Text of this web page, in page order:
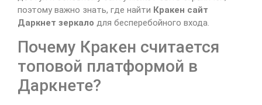
поэтому важно знать, где найти Кракен сайт
Даркнет зеркало для бесперебойного входа.
Почему Кракен считается
топовой платформой в
Даркнете?